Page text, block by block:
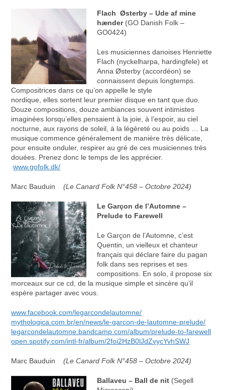
Flach Østerby – Ude af mine
hænder (GO Danish Folk –
GO0424)
Les musiciennes danoises Henriette
Flach (nyckelharpa, hardingfele) et
Anna Østerby (accordéon) se
connaissent depuis longtemps.
Compositrices dans ce qu’on appelle le style
nordique, elles sortent leur premier disque en tant que duo.
Douze compositions, douze ambiances souvent intimistes
imaginées lorsqu’elles pensaient à la joie, à l’espoir, au ciel
nocturne, aux rayons de soleil, à la légèreté ou au poids … La
musique commence généralement de manière très délicate,
pour ensuite onduler, respirer au gré de ces musiciennes très
douées. Prenez donc le temps de les apprécier.
www.gofolk.dk/
Marc Bauduin(Le Canard Folk N°458 – Octobre 2024)
Le Garçon de l’Automne –
Prelude to Farewell
Le Garçon de l’Automne, c’est
Quentin, un vielleux et chanteur
français qui déclare faire du pagan
folk dans ses reprises et ses
compositions. En solo, il propose six
morceaux sur ce cd, de la musique simple et sincère qu’il
espère partager avec vous.
www.facebook.com/legarcondelautomne/
mythologica.com.br/en/news/le-garcon-de-lautomne-prelude/
legarcondelautomne.bandcamp.com/album/prelude-to-farewell
open.spotify.com/intl-fr/album/2foi2HzB0lJdZvycYvhSWJ
Marc Bauduin(Le Canard Folk N°458 – Octobre 2024)
Ballaveu – Ball de nit (Segell